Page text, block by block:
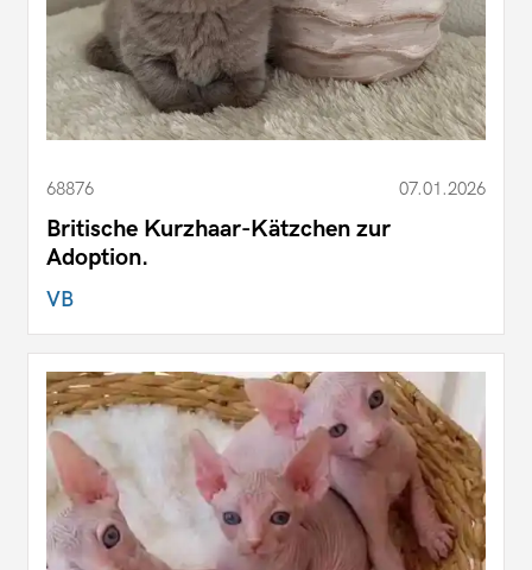
68876 07.01.2026
Britische Kurzhaar-Kätzchen zur
Adoption.
VB